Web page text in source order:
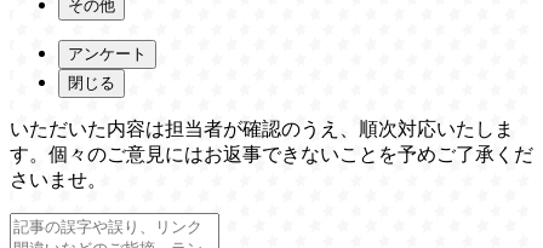
その他
アンケート
閉じる
いただいた内容は担当者が確認のうえ、順次対応いたしま
す。個々のご意見にはお返事できないことを予めご了承くだ
さいませ。